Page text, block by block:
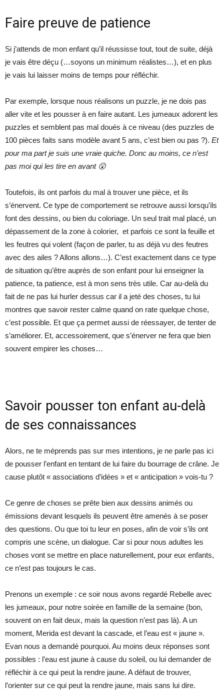
Faire preuve de patience
Si j’attends de mon enfant qu’il réussisse tout, tout de suite, déjà
je vais être déçu (…soyons un minimum réalistes…), et en plus
je vais lui laisser moins de temps pour réfléchir.
Par exemple, lorsque nous réalisons un puzzle, je ne dois pas
aller vite et les pousser à en faire autant. Les jumeaux adorent les
puzzles et semblent pas mal doués à ce niveau (des puzzles de
100 pièces faits sans modèle avant 5 ans, c’est bien ou pas ?). Et
pour ma part je suis une vraie quiche. Donc au moins, ce n’est
pas moi qui les tire en avant 😮
Toutefois, ils ont parfois du mal à trouver une pièce, et ils
s’énervent. Ce type de comportement se retrouve aussi lorsqu’ils
font des dessins, ou bien du coloriage. Un seul trait mal placé, un
dépassement de la zone à colorier, et parfois ce sont la feuille et
les feutres qui volent (façon de parler, tu as déjà vu des feutres
avec des ailes ? Allons allons…). C’est exactement dans ce type
de situation qu’être auprès de son enfant pour lui enseigner la
patience, ta patience, est à mon sens très utile. Car au-delà du
fait de ne pas lui hurler dessus car il a jeté des choses, tu lui
montres que savoir rester calme quand on rate quelque chose,
c’est possible. Et que ça permet aussi de réessayer, de tenter de
s’améliorer. Et, accessoirement, que s’énerver ne fera que bien
souvent empirer les choses…
Savoir pousser ton enfant au-delà
de ses connaissances
Alors, ne te méprends pas sur mes intentions, je ne parle pas ici
de pousser l’enfant en tentant de lui faire du bourrage de crâne. Je
cause plutôt « associations d’idées » et « anticipation » vois-tu ?
Ce genre de choses se prête bien aux dessins animés ou
émissions devant lesquels ils peuvent être amenés à se poser
des questions. Ou que toi tu leur en poses, afin de voir s’ils ont
compris une scène, un dialogue. Car si pour nous adultes les
choses vont se mettre en place naturellement, pour eux enfants,
ce n’est pas toujours le cas.
Prenons un exemple : ce soir nous avons regardé Rebelle avec
les jumeaux, pour notre soirée en famille de la semaine (bon,
souvent on en fait deux, mais la question n’est pas là). A un
moment, Merida est devant la cascade, et l’eau est « jaune ».
Evan nous a demandé pourquoi. Au moins deux réponses sont
possibles : l’eau est jaune à cause du soleil, ou lui demander de
réfléchir à ce qui peut la rendre jaune. A défaut de trouver,
l’orienter sur ce qui peut la rendre jaune, mais sans lui dire.